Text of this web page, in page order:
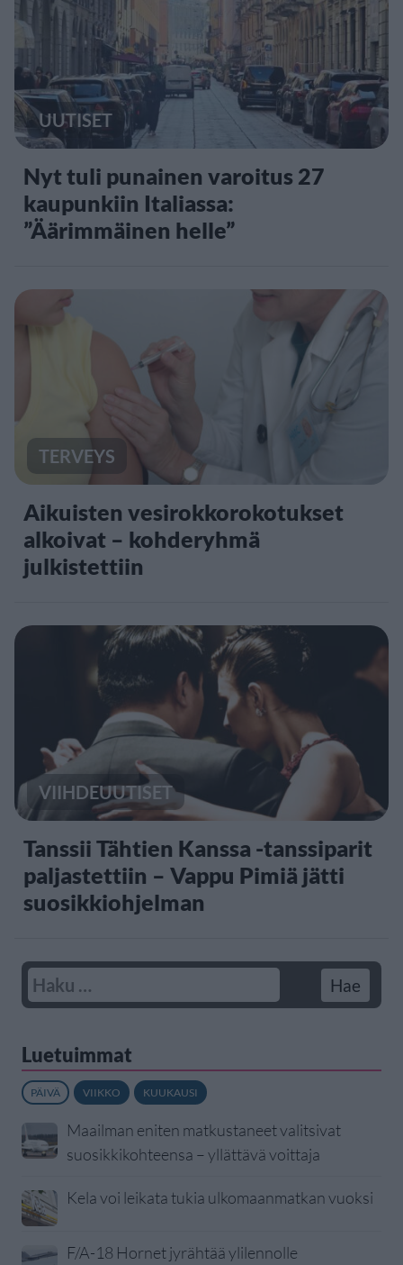
UUTISET
Nyt tuli punainen varoitus 27
kaupunkiin Italiassa:
”Äärimmäinen helle”
TERVEYS
Aikuisten vesirokkorokotukset
alkoivat – kohderyhmä
julkistettiin
VIIHDEUUTISET
Tanssii Tähtien Kanssa -tanssiparit
paljastettiin – Vappu Pimiä jätti
suosikkiohjelman
Luetuimmat
PÄIVÄ VIIKKO KUUKAUSI
Maailman eniten matkustaneet valitsivat
suosikkikohteensa – yllättävä voittaja
Kela voi leikata tukia ulkomaanmatkan vuoksi
F/A-18 Hornet jyrähtää ylilennolle